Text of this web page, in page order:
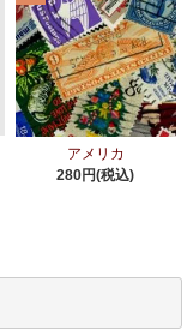
アメリカ
280円(税込)